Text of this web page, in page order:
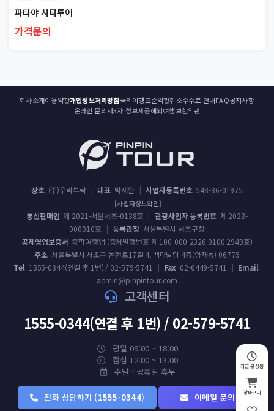
파타야 시티투어
가격문의
회사소개이용약관개인정보처리방침국외여행표준약관취소수수료 안내FAQ공지사항
온라인 문의제3자 정보제공해외여행보험약관
상호 (주)우락부락 | 대표 박재완 | 사업자등록번호 548-86-01975
[사업자정보확인]
통신판매업 제 2021-서울서초-0138호 | 관광사업자 등록번호 제 2023-
000010호 | 등록관청 서울특별시 서초구청
공제영업보증서 종합여행업 (증서발행번호 제 100-000-2026 0100 2949호)
주소 서울특별시 서초구 논현로17길 4, 백마빌딩 4층(양재동) 06775
Tel 1555-0344(연결 후 1번) / 02-579-5741 | Fax 02-6449-5741 | Email
admin@pinpintour.com
고객센터
1555-0344(연결 후 1번) / 02-579-5741
평일 09:00 ~ 18:00
점심 12:00 ~ 13:00
주말 · 공휴일 휴무
전화 상담하기 (1555-0344) 이메일 문의
최근 본 상품
장바구니